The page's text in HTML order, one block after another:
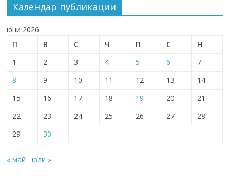
Календар публикации
юни 2026
П
В С Ч П С
Н
1
2 3 4 5 6
7
8
9 10 11 12 13
14
15
16 17 18 19 20
21
22
23 24 25 26 27
28
29
30
« май юли »